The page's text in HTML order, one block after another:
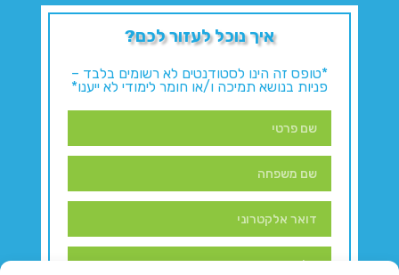
איך נוכל לעזור לכם?
*טופס זה הינו לסטודנטים לא רשומים בלבד –
פניות בנושא תמיכה ו/או חומר לימודי לא ייענו*